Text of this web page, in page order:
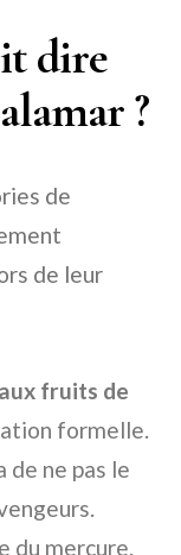
dire
?
de
de leur
fruits de
formelle.
de ne pas le
du mercure.